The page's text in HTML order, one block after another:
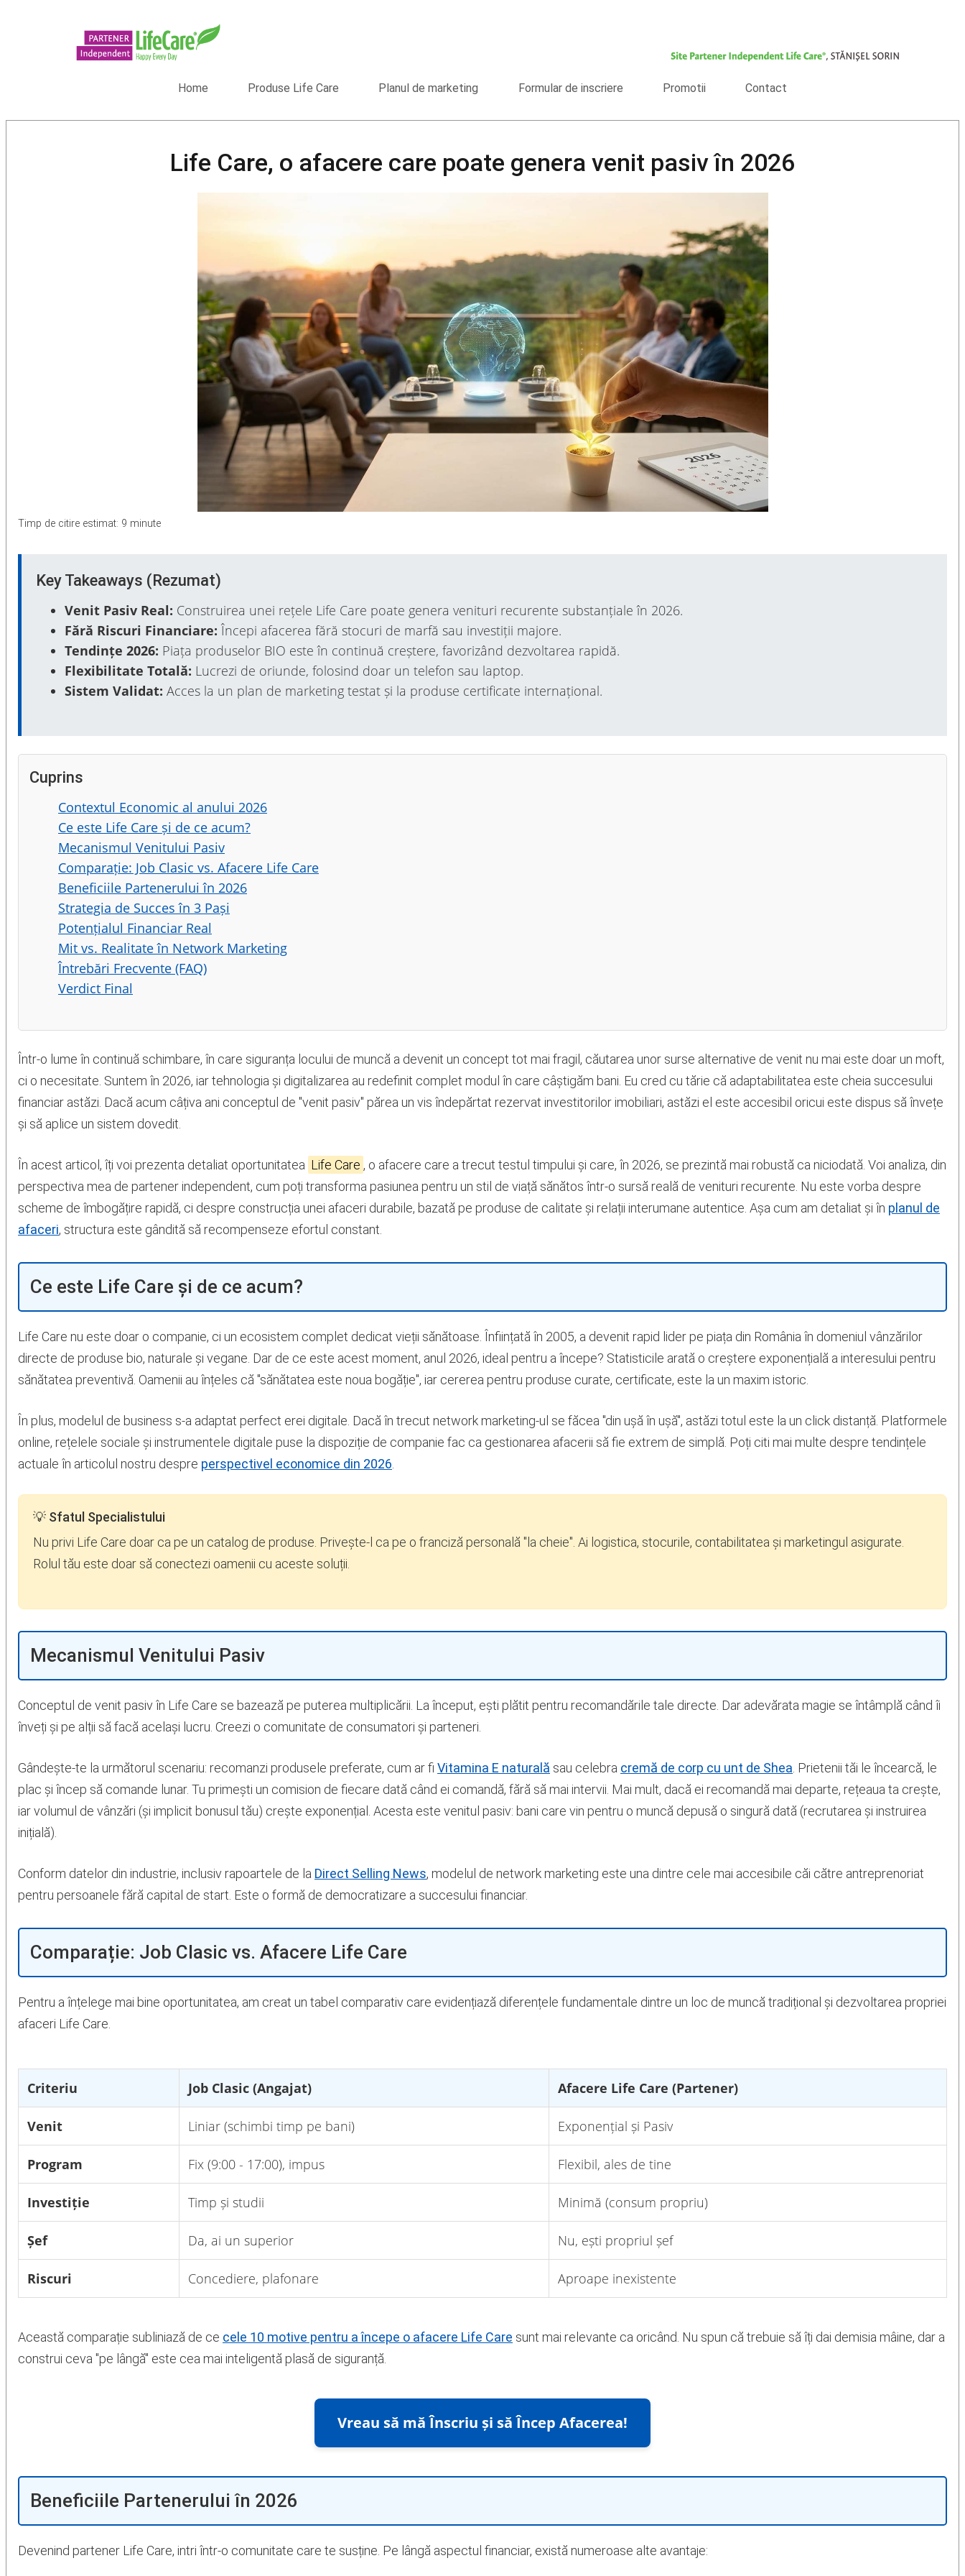
Home Produse Life Care Planul de marketing Formular de inscriere Promotii Contact
Life Care, o afacere care poate genera venit pasiv în 2026
Timp de citire estimat: 9 minute
Key Takeaways (Rezumat)
Venit Pasiv Real: Construirea unei rețele Life Care poate genera venituri recurente substanțiale în 2026.
Fără Riscuri Financiare: Începi afacerea fără stocuri de marfă sau investiții majore.
Tendințe 2026: Piața produselor BIO este în continuă creștere, favorizând dezvoltarea rapidă.
Flexibilitate Totală: Lucrezi de oriunde, folosind doar un telefon sau laptop.
Sistem Validat: Acces la un plan de marketing testat și la produse certificate internațional.
Cuprins
Contextul Economic al anului 2026
Ce este Life Care și de ce acum?
Mecanismul Venitului Pasiv
Comparație: Job Clasic vs. Afacere Life Care
Beneficiile Partenerului în 2026
Strategia de Succes în 3 Pași
Potențialul Financiar Real
Mit vs. Realitate în Network Marketing
Întrebări Frecvente (FAQ)
Verdict Final
Într-o lume în continuă schimbare, în care siguranța locului de muncă a devenit un concept tot mai fragil, căutarea unor surse alternative de venit nu mai este doar un moft,
ci o necesitate. Suntem în 2026, iar tehnologia și digitalizarea au redefinit complet modul în care câștigăm bani. Eu cred cu tărie că adaptabilitatea este cheia succesului
financiar astăzi. Dacă acum câțiva ani conceptul de "venit pasiv" părea un vis îndepărtat rezervat investitorilor imobiliari, astăzi el este accesibil oricui este dispus să învețe
și să aplice un sistem dovedit.
În acest articol, îți voi prezenta detaliat oportunitatea Life Care , o afacere care a trecut testul timpului și care, în 2026, se prezintă mai robustă ca niciodată. Voi analiza, din
perspectiva mea de partener independent, cum poți transforma pasiunea pentru un stil de viață sănătos într-o sursă reală de venituri recurente. Nu este vorba despre
scheme de îmbogățire rapidă, ci despre construcția unei afaceri durabile, bazată pe produse de calitate și relații interumane autentice. Așa cum am detaliat și în planul de
afaceri, structura este gândită să recompenseze efortul constant.
Ce este Life Care și de ce acum?
Life Care nu este doar o companie, ci un ecosistem complet dedicat vieții sănătoase. Înființată în 2005, a devenit rapid lider pe piața din România în domeniul vânzărilor
directe de produse bio, naturale și vegane. Dar de ce este acest moment, anul 2026, ideal pentru a începe? Statisticile arată o creștere exponențială a interesului pentru
sănătatea preventivă. Oamenii au înțeles că "sănătatea este noua bogăție", iar cererea pentru produse curate, certificate, este la un maxim istoric.
În plus, modelul de business s-a adaptat perfect erei digitale. Dacă în trecut network marketing-ul se făcea "din ușă în ușă", astăzi totul este la un click distanță. Platformele
online, rețelele sociale și instrumentele digitale puse la dispoziție de companie fac ca gestionarea afacerii să fie extrem de simplă. Poți citi mai multe despre tendințele
actuale în articolul nostru despre perspectivel economice din 2026
💡 Sfatul Specialistului
Nu privi Life Care doar ca pe un catalog de produse. Privește-l ca pe o franciză personală "la cheie". Ai logistica, stocurile, contabilitatea și marketingul asigurate.
Rolul tău este doar să conectezi oamenii cu aceste soluții.
Mecanismul Venitului Pasiv
Conceptul de venit pasiv în Life Care se bazează pe puterea multiplicării. La început, ești plătit pentru recomandările tale directe. Dar adevărata magie se întâmplă când îi
înveți și pe alții să facă același lucru. Creezi o comunitate de consumatori și parteneri.
Gândește-te la următorul scenariu: recomanzi produsele preferate, cum ar fi Vitamina E naturală sau celebra cremă de corp cu unt de Shea . Prietenii tăi le încearcă, le
plac și încep să comande lunar. Tu primești un comision de fiecare dată când ei comandă, fără să mai intervii. Mai mult, dacă ei recomandă mai departe, rețeaua ta crește,
iar volumul de vânzări (și implicit bonusul tău) crește exponențial. Acesta este venitul pasiv: bani care vin pentru o muncă depusă o singură dată (recrutarea și instruirea
inițială).
Conform datelor din industrie, inclusiv rapoartele de la Direct Selling News, modelul de network marketing este una dintre cele mai accesibile căi către antreprenoriat
pentru persoanele fără capital de start. Este o formă de democratizare a succesului financiar.
Comparație: Job Clasic vs. Afacere Life Care
Pentru a înțelege mai bine oportunitatea, am creat un tabel comparativ care evidențiază diferențele fundamentale dintre un loc de muncă tradițional și dezvoltarea propriei
afaceri Life Care.
Criteriu Job Clasic (Angajat) Afacere Life Care (Partener)
Venit Liniar (schimbi timp pe bani) Exponențial și Pasiv
Program Fix (9:00 - 17:00), impus Flexibil, ales de tine
Investiție Timp și studii Minimă (consum propriu)
Șef Da, ai un superior Nu, ești propriul șef
Riscuri Concediere, plafonare Aproape inexistente
Această comparație subliniază de ce cele 10 motive pentru a începe o afacere Life Care sunt mai relevante ca oricând. Nu spun că trebuie să îți dai demisia mâine, dar a
construi ceva "pe lângă" este cea mai inteligentă plasă de siguranță.
Vreau să mă Înscriu și să Încep Afacerea!
Beneficiile Partenerului în 2026
Devenind partener Life Care, intri într-o comunitate care te susține. Pe lângă aspectul financiar, există numeroase alte avantaje: